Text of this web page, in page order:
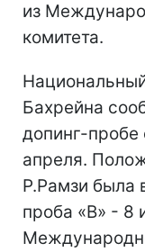
из
комитета.
Бахрейна
допинг-
апреля.
Р.Рамзи была
проба «В» - 8